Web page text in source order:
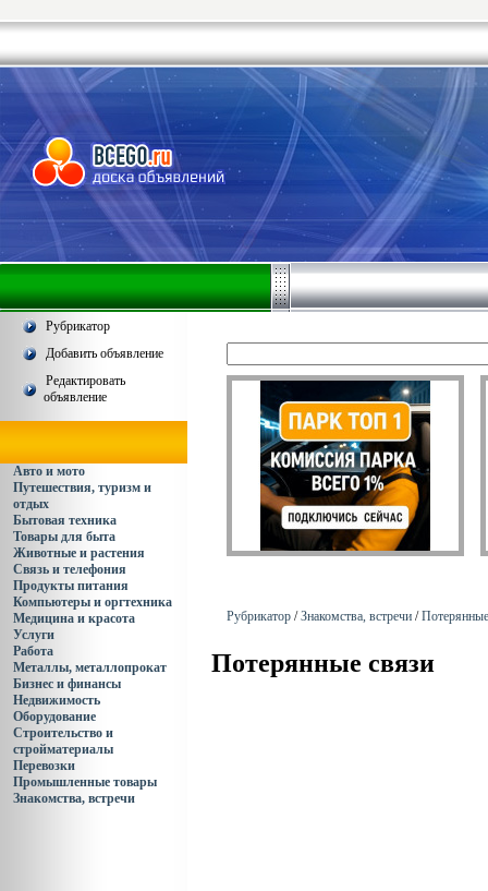
Рубрикатор
Добавить объявление
Редактировать
объявление
Авто и мото
Путешествия, туризм и
отдых
Бытовая техника
Товары для быта
Животные и растения
Связь и телефония
Продукты питания
Компьютеры и оргтехника
Медицина и красота
Услуги
Работа
Металлы, металлопрокат
Бизнес и финансы
Недвижимость
Оборудование
Строительство и
стройматериалы
Перевозки
Промышленные товары
Знакомства, встречи
Рубрикатор /Знакомства, встречи /
Потерянные связи